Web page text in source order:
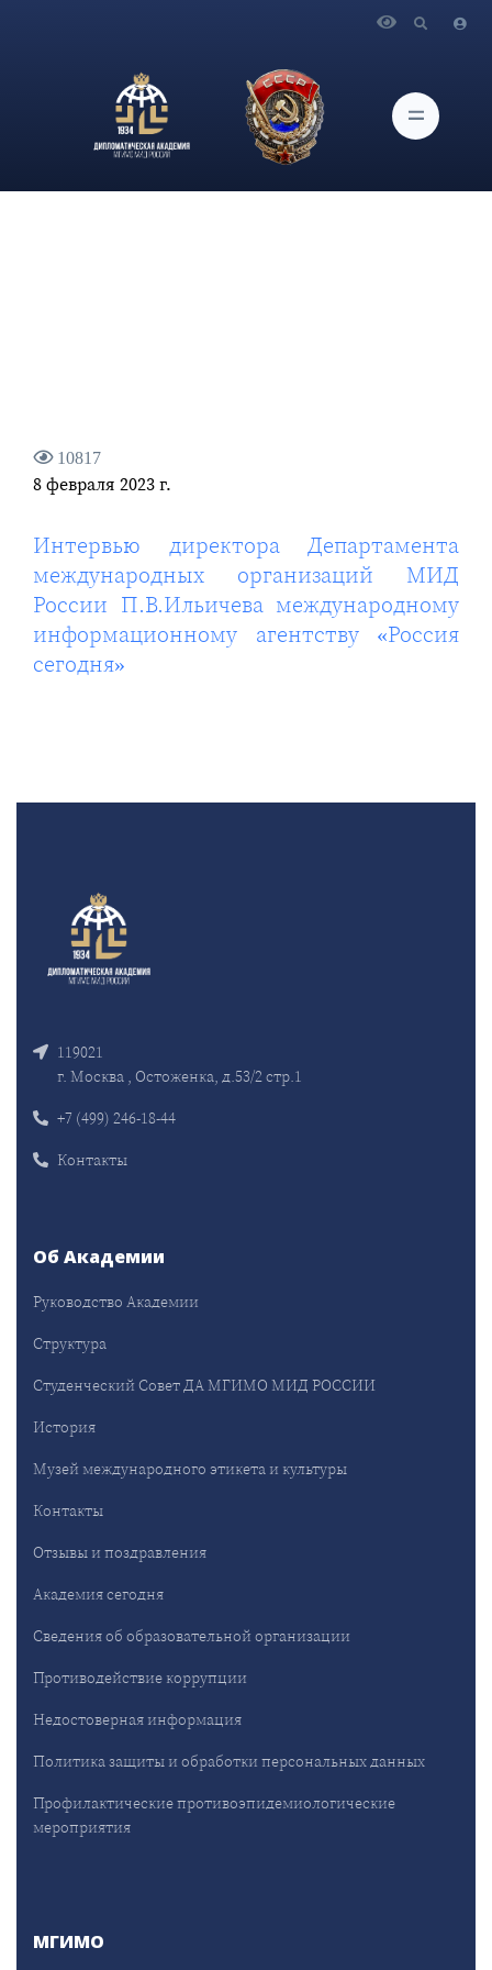
организаций МИД России П.В.Ильичева международному
информационному агентству «Россия сегодня»
10817
8 февраля 2023 г.
Интервью директора Департамента
международных организаций МИД
России П.В.Ильичева международному
информационному агентству «Россия
сегодня»
119021
г. Москва , Остоженка, д.53/2 стр.1
+7 (499) 246-18-44
Контакты
Об Академии
Руководство Академии
Структура
Студенческий Совет ДА МГИМО МИД РОССИИ
История
Музей международного этикета и культуры
Контакты
Отзывы и поздравления
Академия сегодня
Сведения об образовательной организации
Противодействие коррупции
Недостоверная информация
Политика защиты и обработки персональных данных
Профилактические противоэпидемиологические
мероприятия
МГИМО